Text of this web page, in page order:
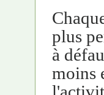
plus
à
moins